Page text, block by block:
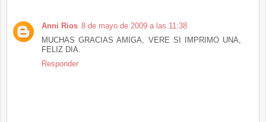
Anni Rios 8 de mayo de 2009 a las 11:38
MUCHAS GRACIAS AMIGA, VERE SI IMPRIMO UNA,
FELIZ DIA.
Responder